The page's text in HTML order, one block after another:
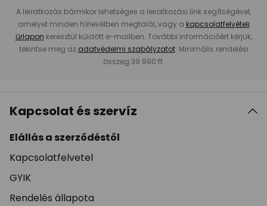
A leiratkozás bármikor lehetséges a leiratkozási link segítségével,
amelyet minden hírlevélben megtalál, vagy a kapcsolatfelvételi
űrlapon keresztül küldött e-mailben. További információért kérjük,
tekintse meg az adatvédelmi szabályzatot. Minimális rendelési
összeg 39 990 ft.
Kapcsolat és szervíz
Elállás a szerződéstől
Kapcsolatfelvetel
GYIK
Rendelés állapota